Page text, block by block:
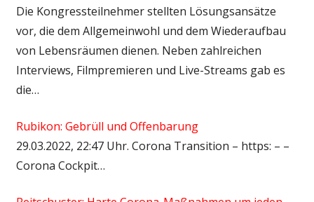
Die Kongressteilnehmer stellten Lösungsansätze
vor, die dem Allgemeinwohl und dem Wiederaufbau
von Lebensräumen dienen. Neben zahlreichen
Interviews, Filmpremieren und Live-Streams gab es
die…
Rubikon: Gebrüll und Offenbarung
29.03.2022, 22:47 Uhr. Corona Transition – https: – –
Corona Cockpit…